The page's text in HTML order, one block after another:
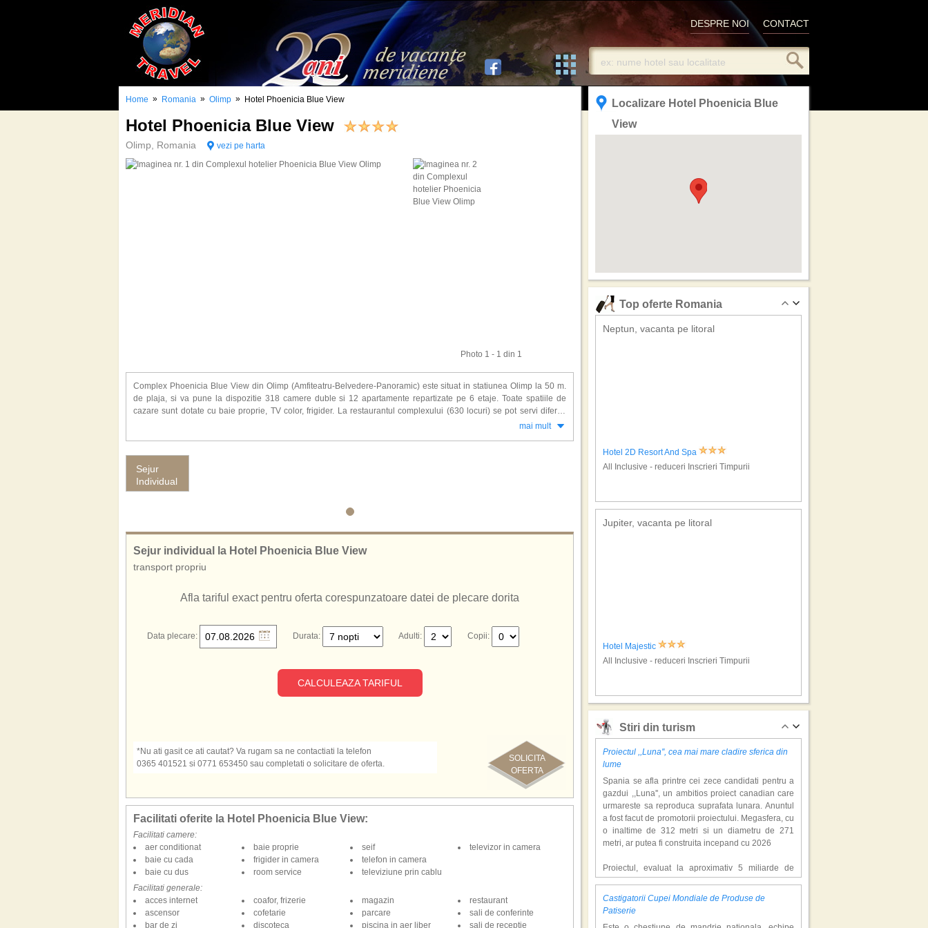
CONTACT
DESPRE NOI
Home » Romania » Olimp » Hotel Phoenicia Blue View
Hotel Phoenicia Blue View
Olimp, Romania vezi pe harta
Photo 1 - 1 din 1
Complex Phoenicia Blue View din Olimp (Amfiteatru-Belvedere-Panoramic) este situat in statiunea Olimp la 50 m.
de plaja, si va pune la dispozitie 318 camere duble si 12 apartamente repartizate pe 6 etaje. Toate spatiile de
cazare sunt dotate cu baie proprie, TV color, frigider. La restaurantul complexului (630 locuri) se pot servi diferite
mai mult
Sejur
Individual
Sejur individual la Hotel Phoenicia Blue View
transport propriu
Afla tariful exact pentru oferta corespunzatoare datei de plecare dorita
Data plecare: Durata: Adulti: Copii:
CALCULEAZA TARIFUL
SOLICITA
OFERTA
*Nu ati gasit ce ati cautat? Va rugam sa ne contactiati la telefon
0365 401521 si 0771 653450 sau completati o solicitare de oferta.
Facilitati oferite la Hotel Phoenicia Blue View:
Facilitati camere:
aer conditionat
baie cu cada
baie cu dus
baie proprie
frigider in camera
room service
seif
telefon in camera
televiziune prin cablu
televizor in camera
Facilitati generale:
acces internet
ascensor
bar de zi
coafor, frizerie
cofetarie
discoteca
magazin
parcare
piscina in aer liber
restaurant
sali de conferinte
sali de receptie
Localizare Hotel Phoenicia Blue
View
Top oferte Romania
Neptun, vacanta pe litoral
Hotel 2D Resort And Spa
All Inclusive - reduceri Inscrieri Timpurii
Jupiter, vacanta pe litoral
Hotel Majestic
All Inclusive - reduceri Inscrieri Timpurii
Saturn, vacanta pe litoral
Hotel Safir Blue
Neptun, vacanta pe litoral
Stiri din turism
Proiectul ,,Luna'', cea mai mare cladire sferica din
lume
Spania se afla printre cei zece candidati pentru a
gazdui ,,Luna'', un ambitios proiect canadian care
urmareste sa reproduca suprafata lunara. Anuntul
a fost facut de promotorii proiectului. Megasfera, cu
o inaltime de 312 metri si un diametru de 271
metri, ar putea fi construita incepand cu 2026
Proiectul, evaluat la aproximativ 5 miliarde de
dolari, include un complex de 200 de hectare, cu
hoteluri, facilitati de recreere si zone rezidentiale.
Conceptul depaseste ideea unui simplu hotel
Castigatorii Cupei Mondiale de Produse de
Patiserie